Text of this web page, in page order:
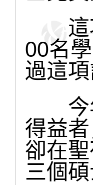
這項
00名
過這
今年
得益
卻在
三個碩